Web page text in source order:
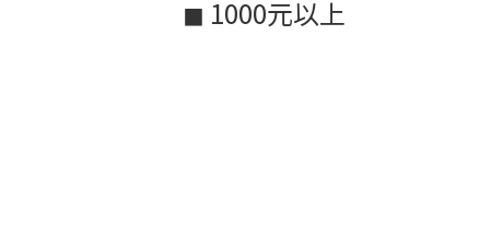
◼ 1000元以上